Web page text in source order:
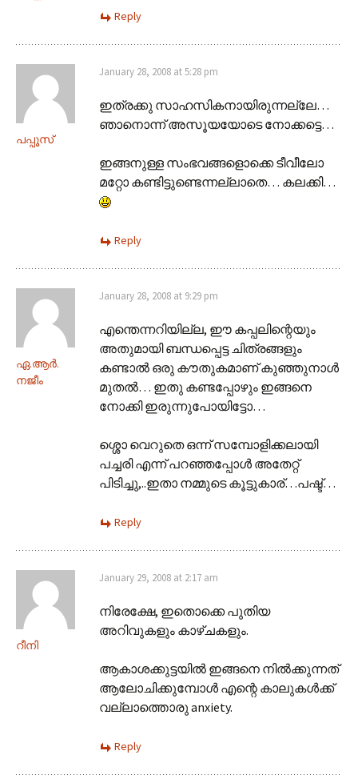
Reply
പപ്പൂസ്
January 28, 2008 at 5:28 pm
ഇത്രക്കു സാഹസികനായിരുന്നല്ലേ…
ഞാനൊന്ന് അസൂയയോടെ നോക്കട്ടെ…
ഇങ്ങനുള്ള സംഭവങ്ങളൊക്കെ ടീവീലോ
മറ്റോ കണ്ടിട്ടുണ്ടെന്നല്ലാതെ… കലക്കി…
Reply
ഏ.ആര്‍.
നജീം
January 28, 2008 at 9:29 pm
എന്തെന്നറിയില്ല, ഈ കപ്പലിന്റെയും
അതുമായി ബന്ധപ്പെട്ട ചിത്രങ്ങളും
കണ്ടാല്‍ ഒരു കൗതുകമാണ് കുഞ്ഞുനാള്‍
മുതല്‍… ഇതു കണ്ടപ്പോഴും ഇങ്ങനെ
നോക്കി ഇരുന്നുപോയിട്ടോ…
ശ്ശൊ വെറുതെ ഒന്ന് സമ്പോളിക്കലായി
പച്ചരി എന്ന് പറഞ്ഞപ്പോള്‍ അതേറ്റ്
പിടിച്ചു,..ഇതാ നമ്മുടെ കൂട്ടുകാര്…പഷ്ട്…
Reply
റീനി
January 29, 2008 at 2:17 am
നിരേക്ഷേ, ഇതൊക്കെ പുതിയ
അറിവുകളും കാഴ്ചകളും.
ആകാശക്കുട്ടയില്‍ ഇങ്ങനെ നില്‍ക്കുന്നത്
ആലോചിക്കുമ്പോള്‍ എന്റെ കാലുകള്‍ക്ക്
വല്ലാത്തൊരു anxiety.
Reply